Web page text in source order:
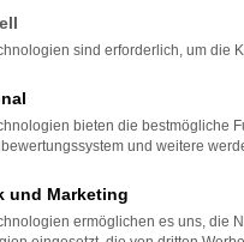
sind erforderlich, um die
bieten die bestmögliche
und weitere
und Marketing
ermöglichen es uns, die